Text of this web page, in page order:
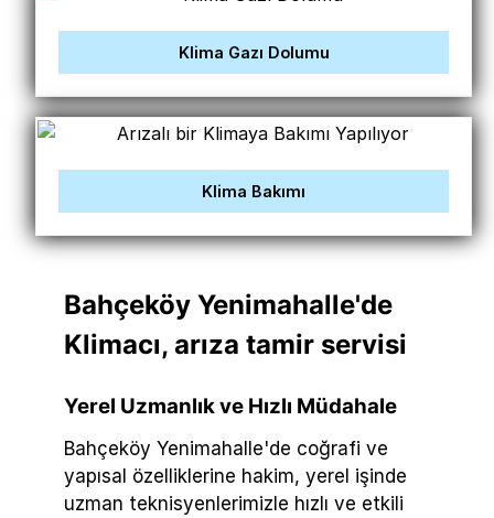
Klima Gazı Dolumu
Klima Bakımı
Bahçeköy Yenimahalle'de
Klimacı, arıza tamir servisi
Yerel Uzmanlık ve Hızlı Müdahale
Bahçeköy Yenimahalle'de coğrafi ve
yapısal özelliklerine hakim, yerel işinde
uzman teknisyenlerimizle hızlı ve etkili